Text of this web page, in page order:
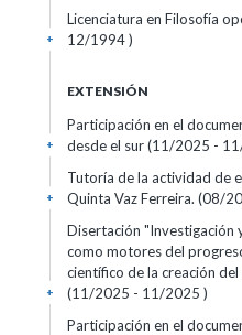
Licenciatura en Filosofía
12/1994 )
+
EXTENSIÓN
Participación en el
desde el sur (11/2025 -
+
Tutoría de la actividad de
Quinta Vaz Ferreira. (08/
+
Disertación "Investigación
como motores del
científico de la creación
(11/2025 - 11/2025 )
+
Participación en el